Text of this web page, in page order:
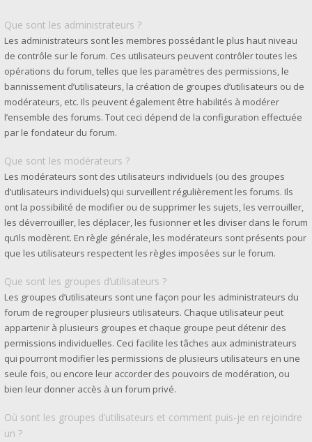
Que sont les administrateurs ?
Les administrateurs sont les membres possédant le plus haut niveau
de contrôle sur le forum. Ces utilisateurs peuvent contrôler toutes les
opérations du forum, telles que les paramètres des permissions, le
bannissement d’utilisateurs, la création de groupes d’utilisateurs ou de
modérateurs, etc. Ils peuvent également être habilités à modérer
l’ensemble des forums. Tout ceci dépend de la configuration effectuée
par le fondateur du forum.
Que sont les modérateurs ?
Les modérateurs sont des utilisateurs individuels (ou des groupes
d’utilisateurs individuels) qui surveillent régulièrement les forums. Ils
ont la possibilité de modifier ou de supprimer les sujets, les verrouiller,
les déverrouiller, les déplacer, les fusionner et les diviser dans le forum
qu’ils modèrent. En règle générale, les modérateurs sont présents pour
que les utilisateurs respectent les règles imposées sur le forum.
Que sont les groupes d’utilisateurs ?
Les groupes d’utilisateurs sont une façon pour les administrateurs du
forum de regrouper plusieurs utilisateurs. Chaque utilisateur peut
appartenir à plusieurs groupes et chaque groupe peut détenir des
permissions individuelles. Ceci facilite les tâches aux administrateurs
qui pourront modifier les permissions de plusieurs utilisateurs en une
seule fois, ou encore leur accorder des pouvoirs de modération, ou
bien leur donner accès à un forum privé.
Où sont les groupes d’utilisateurs et comment puis-je en rejoindre
un ?